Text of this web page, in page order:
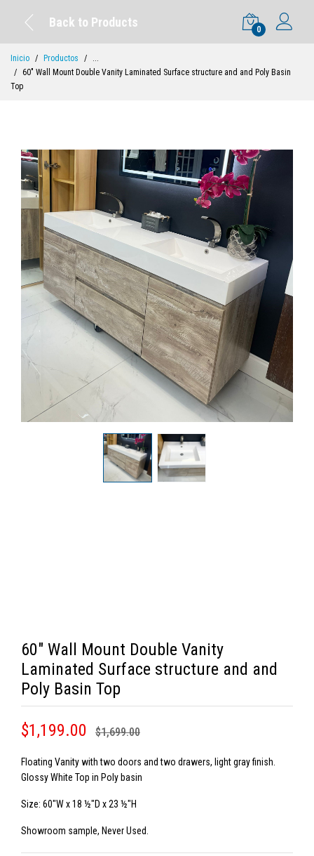
Back to Products
0
Inicio Productos
...
60" Wall Mount Double Vanity Laminated Surface structure and and Poly Basin
Top
60" Wall Mount Double Vanity
Laminated Surface structure and and
Poly Basin Top
$1,199.00 $1,699.00
Floating Vanity with two doors and two drawers, light gray finish.
Glossy White Top in Poly basin
Size: 60"W x 18 ½"D x 23 ½"H
Showroom sample, Never Used.